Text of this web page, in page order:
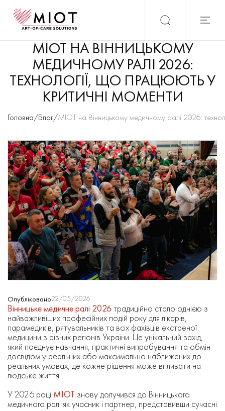
МІОТ НА ВІННИЦЬКОМУ
МЕДИЧНОМУ РАЛІ 2026:
ТЕХНОЛОГІЇ, ЩО ПРАЦЮЮТЬ У
КРИТИЧНІ МОМЕНТИ
Головна/Блог/МІОТ на Вінницькому медичному ралі 2026:
Вінницьке медичне ралі 2026 традиційно стало однією з
найважливіших професійних подій року для лікарів,
парамедиків, рятувальників та всіх фахівців екстреної
медицини з різних регіонів України. Це унікальний захід,
який поєднує навчання, практичні випробування та обмін
досвідом у реальних або максимально наближених до
реальних умовах, де кожне рішення може впливати на
людське життя.
У 2026 році МІОТ знову долучився до Вінницького
медичного ралі як учасник і партнер, представивши сучасні
Опубліковано22/05/2026